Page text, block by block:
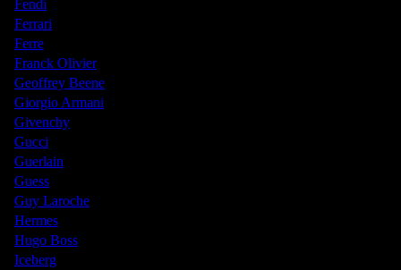
Fendi
Ferrari
Ferre
Franck Olivier
Geoffrey Beene
Giorgio Armani
Givenchy
Gucci
Guerlain
Guess
Guy Laroche
Hermes
Hugo Boss
Iceberg